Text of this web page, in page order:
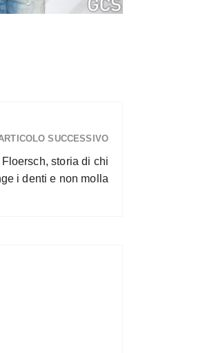
SUCCESSIVO
storia di chi
i denti e non molla